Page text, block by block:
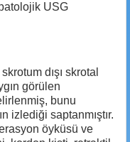
USG
dışı skrotal
görülen
bunu
izlediği saptanmıştır.
öyküsü ve